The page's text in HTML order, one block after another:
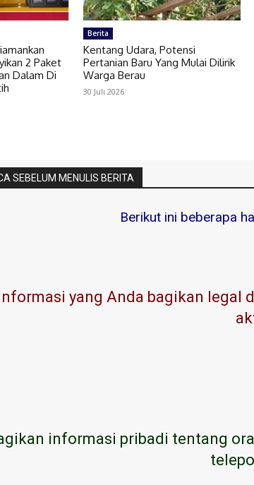
2 Paket
Dalam Di
Berita
Kentang Udara, Potensi
Pertanian Baru Yang Mulai Dilirik
Warga Berau
30 Juli 2026
SEBELUM MENULIS BERITA
Berikut ini beberapa
yang Anda bagikan legal
informasi pribadi tentang